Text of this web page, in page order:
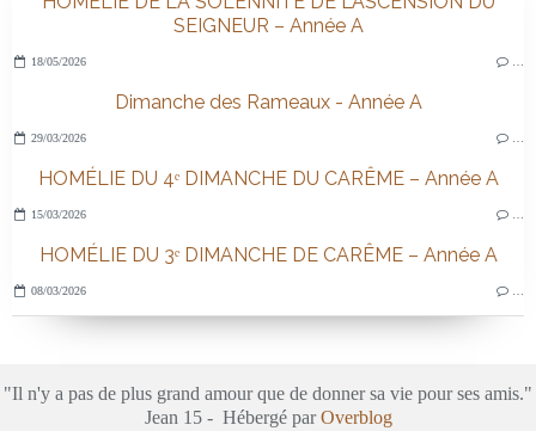
SEIGNEUR – Année A
18/05/2026
Dimanche des Rameaux - Année A
29/03/2026
HOMÉLIE DU 4ᵉ DIMANCHE DU CARÊME – Année A
15/03/2026
HOMÉLIE DU 3ᵉ DIMANCHE DE CARÊME – Année A
08/03/2026
"Il n'y a pas de plus grand amour que de donner sa vie pour ses amis."
Jean 15 - Hébergé parOverblog